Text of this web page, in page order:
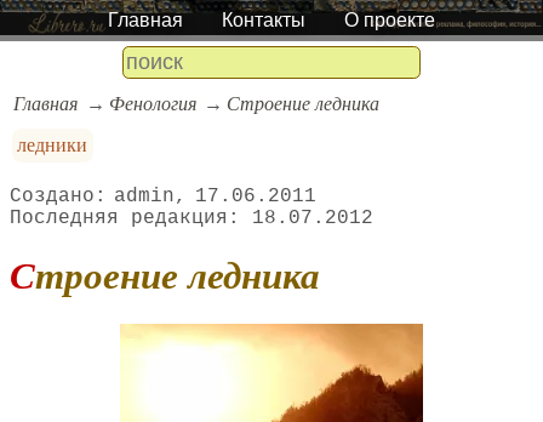
Главная Контакты О проекте
Главная Фенология
Строение ледника
ледники
admin
17.06.2011
18.07.2012
Строение ледника